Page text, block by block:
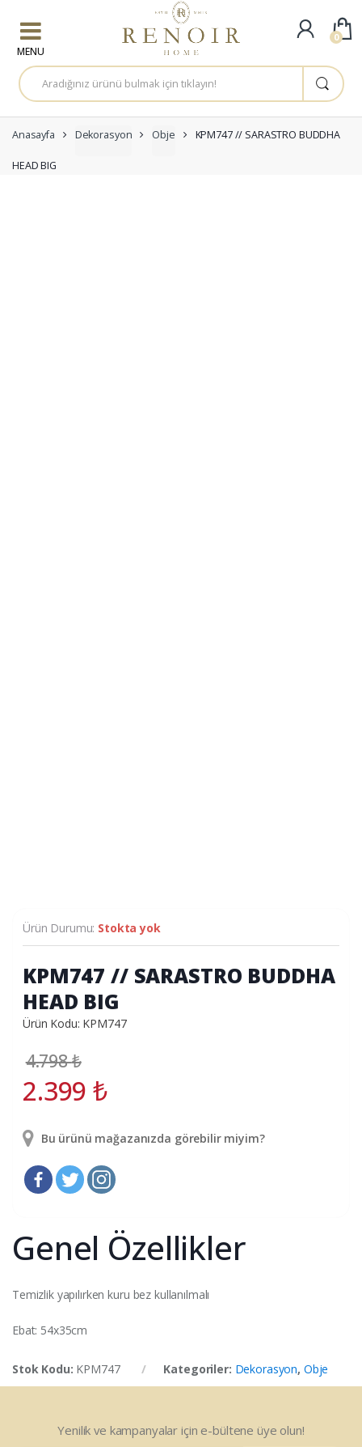
A
r
a
a
:
Anasayfa Dekorasyon Obje KPM747 // SARASTRO BUDDHA
HEAD BIG
Ürün Durumu: Stokta yok
KPM747 // SARASTRO BUDDHA
HEAD BIG
Ürün Kodu: KPM747
4.798₺
2.399₺
Bu ürünü mağazanızda görebilir miyim?
Genel Özellikler
Temizlik yapılırken kuru bez kullanılmalı
Ebat: 54x35cm
Stok Kodu: KPM747 Kategoriler: Dekorasyon, Obje
Yenilik ve kampanyalar için e-bültene üye olun!
0